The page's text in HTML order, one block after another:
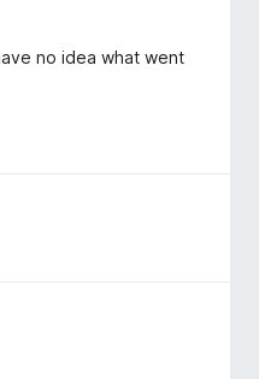
no idea what went